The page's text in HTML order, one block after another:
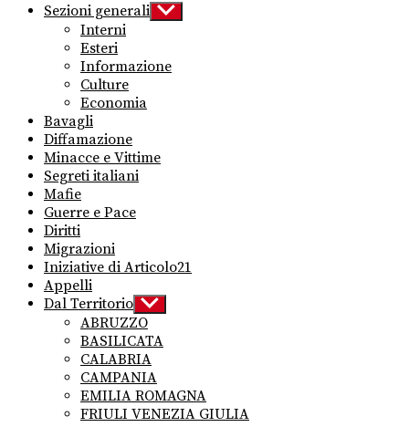
Sezioni generali Show
sub
Interni
Esteri
Informazione
Culture
Economia
Bavagli
Diffamazione
Minacce e Vittime
Segreti italiani
Mafie
Guerre e Pace
Diritti
Migrazioni
Iniziative di Articolo21
Appelli
Dal Territorio Show
sub
menu
ABRUZZO
BASILICATA
CALABRIA
CAMPANIA
EMILIA ROMAGNA
FRIULI VENEZIA GIULIA